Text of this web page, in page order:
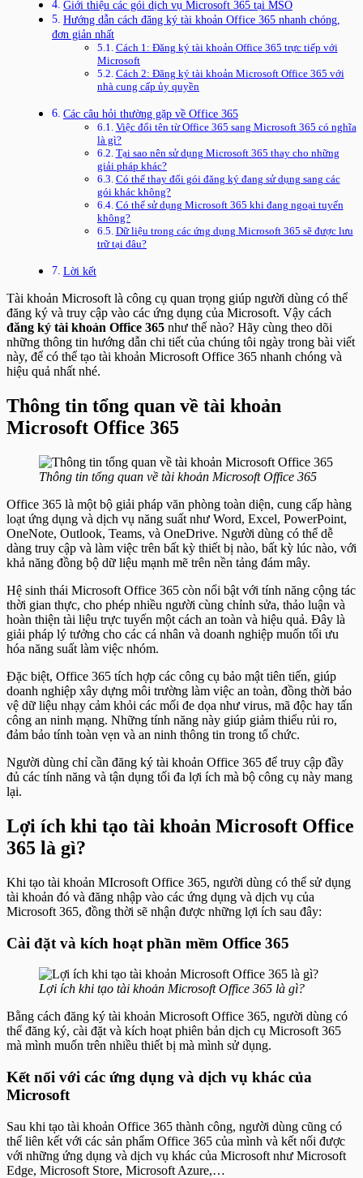
Giới thiệu các gói dịch vụ Microsoft 365 tại MSO
Hướng dẫn cách đăng ký tài khoản Office 365 nhanh chóng,
đơn giản nhất
Cách 1: Đăng ký tài khoản Office 365 trực tiếp với
Microsoft
Cách 2: Đăng ký tài khoản Microsoft Office 365 với
nhà cung cấp ủy quyền
Các câu hỏi thường gặp về Office 365
Việc đổi tên từ Office 365 sang Microsoft 365 có nghĩa
là gì?
Tại sao nên sử dụng Microsoft 365 thay cho những
giải pháp khác?
Có thể thay đổi gói đăng ký đang sử dụng sang các
gói khác không?
Có thể sử dụng Microsoft 365 khi đang ngoại tuyến
không?
Dữ liệu trong các ứng dụng Microsoft 365 sẽ được lưu
trữ tại đâu?
Lời kết
Tài khoản Microsoft là công cụ quan trọng giúp người dùng có thể
đăng ký và truy cập vào các ứng dụng của Microsoft. Vậy cách
đăng ký tài khoản Office 365 như thế nào? Hãy cùng theo dõi
những thông tin hướng dẫn chi tiết của chúng tôi ngày trong bài viết
này, để có thể tạo tài khoản Microsoft Office 365 nhanh chóng và
hiệu quả nhất nhé.
Thông tin tổng quan về tài khoản
Microsoft Office 365
Thông tin tổng quan về tài khoản Microsoft Office 365
Office 365 là một bộ giải pháp văn phòng toàn diện, cung cấp hàng
loạt ứng dụng và dịch vụ năng suất như Word, Excel, PowerPoint,
OneNote, Outlook, Teams, và OneDrive. Người dùng có thể dễ
dàng truy cập và làm việc trên bất kỳ thiết bị nào, bất kỳ lúc nào, với
khả năng đồng bộ dữ liệu mạnh mẽ trên nền tảng đám mây.
Hệ sinh thái Microsoft Office 365 còn nổi bật với tính năng cộng tác
thời gian thực, cho phép nhiều người cùng chỉnh sửa, thảo luận và
hoàn thiện tài liệu trực tuyến một cách an toàn và hiệu quả. Đây là
giải pháp lý tưởng cho các cá nhân và doanh nghiệp muốn tối ưu
hóa năng suất làm việc nhóm.
Đặc biệt, Office 365 tích hợp các công cụ bảo mật tiên tiến, giúp
doanh nghiệp xây dựng môi trường làm việc an toàn, đồng thời bảo
vệ dữ liệu nhạy cảm khỏi các mối đe dọa như virus, mã độc hay tấn
công an ninh mạng. Những tính năng này giúp giảm thiểu rủi ro,
đảm bảo tính toàn vẹn và an ninh thông tin trong tổ chức.
Người dùng chỉ cần đăng ký tài khoản Office 365 để truy cập đầy
đủ các tính năng và tận dụng tối đa lợi ích mà bộ công cụ này mang
lại.
Lợi ích khi tạo tài khoản Microsoft Office
365 là gì?
Khi tạo tài khoản MIcrosoft Office 365, người dùng có thể sử dụng
tài khoản đó và đăng nhập vào các ứng dụng và dịch vụ của
Microsoft 365, đồng thời sẽ nhận được những lợi ích sau đây:
Cài đặt và kích hoạt phần mềm Office 365
Lợi ích khi tạo tài khoản Microsoft Office 365 là gì?
Bằng cách đăng ký tài khoản Microsoft Office 365, người dùng có
thể đăng ký, cài đặt và kích hoạt phiên bản dịch cụ Microsoft 365
mà mình muốn trên nhiều thiết bị mà mình sử dụng.
Kết nối với các ứng dụng và dịch vụ khác của
Microsoft
Sau khi tạo tài khoản Office 365 thành công, người dùng cũng có
thể liên kết với các sản phẩm Office 365 của mình và kết nối được
với những ứng dụng và dịch vụ khác của Microsoft như Microsoft
Edge, Microsoft Store, Microsoft Azure,…